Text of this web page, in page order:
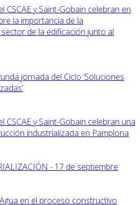
CSCAE y Saint-Gobain celebran en
la importancia de la
de la edificación junto al
jornada del Ciclo ‘Soluciones
CSCAE y Saint-Gobain celebran una
industrializada en Pamplona
- 17 de septiembre
en el proceso constructivo